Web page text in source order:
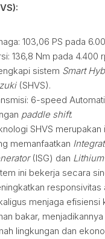
103,06 PS pada
136,8 Nm pada 4.400
sistem Smart
(SHVS).
6-speed
paddle shift.
SHVS
memanfaatkan
(ISG) dan
ini bekerja secara
responsivitas
menjaga efisiensi
bakar,
lingkungan dan